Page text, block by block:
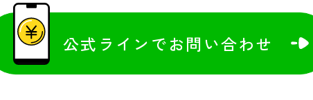
公式ラインでお問い合わせ